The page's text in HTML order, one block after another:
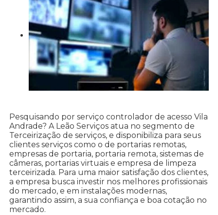
Pesquisando por serviço controlador de acesso Vila
Andrade? A Leão Serviços atua no segmento de
Terceirização de serviços, e disponibiliza para seus
clientes serviços como o de portarias remotas,
empresas de portaria, portaria remota, sistemas de
câmeras, portarias virtuais e empresa de limpeza
terceirizada. Para uma maior satisfação dos clientes,
a empresa busca investir nos melhores profissionais
do mercado, e em instalações modernas,
garantindo assim, a sua confiança e boa cotação no
mercado.